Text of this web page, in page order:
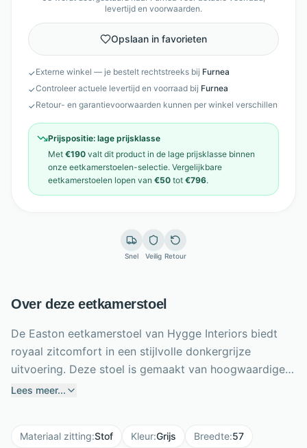
levertijd en voorwaarden.
Opslaan in favorieten
✓Externe winkel — je bestelt rechtstreeks bij Furnea
✓Controleer actuele levertijd en voorraad bij Furnea
✓Retour- en garantievoorwaarden kunnen per winkel verschillen
Prijspositie: lage prijsklasse
Met €190 valt dit product in de lage prijsklasse binnen
onze eetkamerstoelen-selectie. Vergelijkbare
eetkamerstoelen lopen van €50 tot €796.
Snel Veilig Retour
Over deze eetkamerstoel
De Easton eetkamerstoel van Hygge Interiors biedt
royaal zitcomfort in een stijlvolle donkergrijze
uitvoering. Deze stoel is gemaakt van hoogwaardige
stof en metaal, waardoor hij zacht aanvoelt en stevig
comfortabel natafelen. Met een formaat van B57 x
Lees meer...
Materiaal zitting:Stof Kleur:Grijs Breedte:57